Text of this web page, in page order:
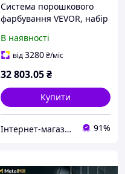
Система порошкового
фарбування VEVOR, набір
порошкового фарбування
40 Вт 100 кВ з 50-
В наявності
від3280₴/міс
32 803.05₴
Купити
Інтернет-магазин Premium Pro 91%